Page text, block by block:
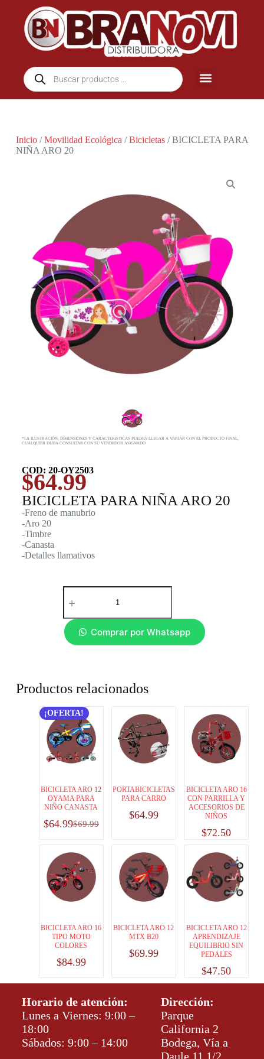
Inicio/Movilidad Ecológica /Bicicletas/ BICICLETA PARA
NIÑA ARO 20
*LA ILUSTRACIÓN, DIMENSIONES Y CARACTERISTICAS PUEDEN LLEGAR A VARIAR CON EL PRODUCTO FINAL,
CUALQUIER DUDA CONSULTAR CON SU VENDEDOR ASIGNADO
COD: 20-OY2503
$64.99
BICICLETA PARA NIÑA ARO 20
-Freno de manubrio
-Aro 20
-Timbre
-Canasta
-Detalles llamativos
Comprar por Whatsapp
Productos relacionados
¡OFERTA!
BICICLETA ARO 12
OYAMA PARA
NIÑO CANASTA
$69.99
$64.99
PORTABICICLETAS
PARA CARRO
$64.99
BICICLETA ARO 16
CON PARRILLA Y
ACCESORIOS DE
NIÑOS
$72.50
BICICLETA ARO 16
TIPO MOTO
COLORES
$84.99
BICICLETA ARO 12
MTX B20
$69.99
BICICLETA ARO 12
APRENDIZAJE
EQUILIBRIO SIN
PEDALES
$47.50
Horario de atención:
Lunes a Viernes: 9:00 –
18:00
Sábados: 9:00 – 14:00
Dirección:
Parque
California 2
Bodega, Vía a
Daule 11 1/2